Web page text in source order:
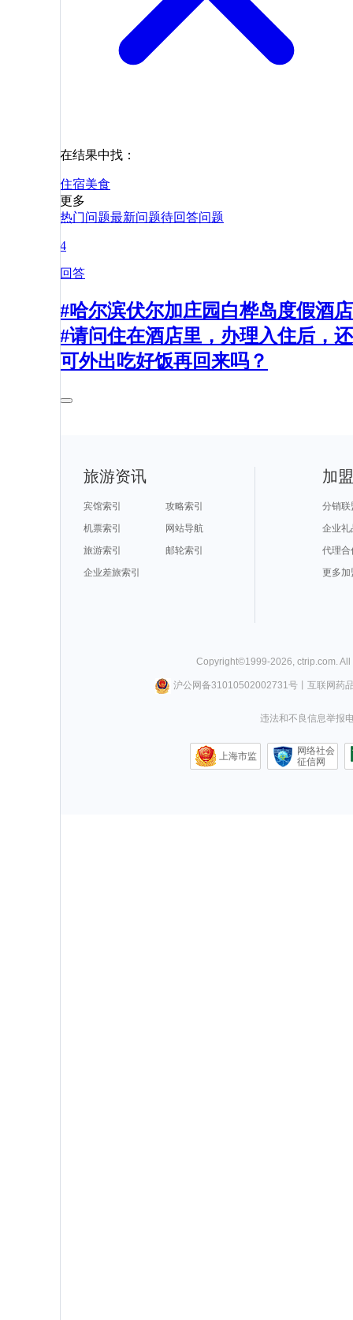
在结果中找：
住宿美食
更多
热门问题最新问题待回答问题
4
回答
#哈尔滨伏尔加庄园白桦岛度假酒店
#请问住在酒店里，办理入住后，还
可外出吃好饭再回来吗？
旅游资讯
宾馆索引
攻略索引
机票索引
网站导航
旅游索引
邮轮索引
企业差旅索引
加
分销联
企业礼
代理合
更多加
Copyright©1999-2026 ctrip.com .
沪公网备31010502002731号丨 互联网药
违法和不良信息举报
上海市监
网络社会
征信网